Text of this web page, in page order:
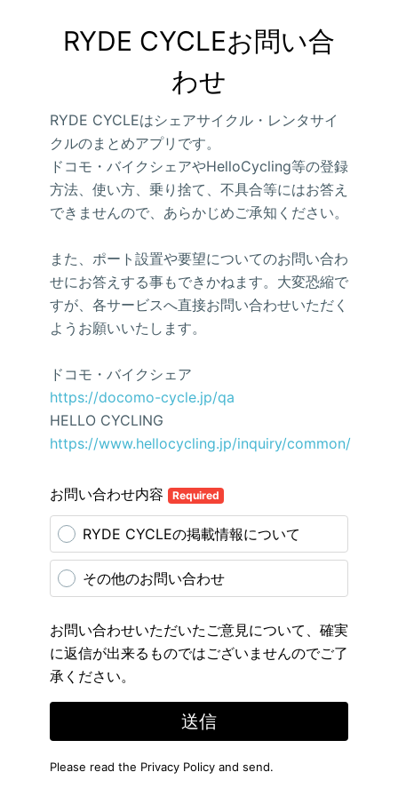
RYDE CYCLEお問い合
わせ
RYDE CYCLEはシェアサイクル・レンタサイ
クルのまとめアプリです。
ドコモ・バイクシェアやHelloCycling等の登録
方法、使い方、乗り捨て、不具合等にはお答え
できませんので、あらかじめご承知ください。
また、ポート設置や要望についてのお問い合わ
せにお答えする事もできかねます。大変恐縮で
すが、各サービスへ直接お問い合わせいただく
ようお願いいたします。
ドコモ・バイクシェア
https://docomo-cycle.jp/qa
HELLO CYCLING
https://www.hellocycling.jp/inquiry/common/
お問い合わせ内容 Required
RYDE CYCLEの掲載情報について
その他のお問い合わせ
お問い合わせいただいたご意見について、確実
に返信が出来るものではございませんのでご了
承ください。
送信
Please read the Privacy Policy and send.